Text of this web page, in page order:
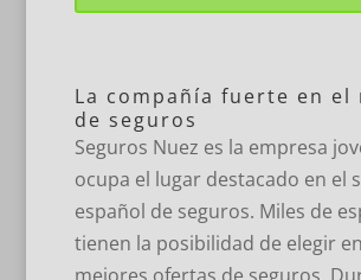
La compañía fuerte en el
de seguros
Seguros Nuez es la empresa
ocupa el lugar destacado en el
español de seguros. Miles de
tienen la posibilidad de elegir